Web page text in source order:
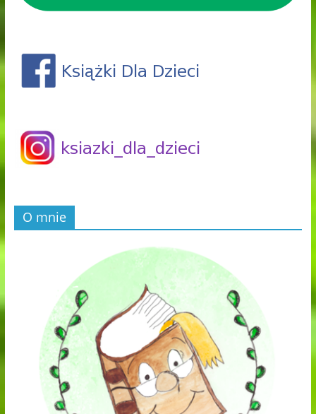
O mnie